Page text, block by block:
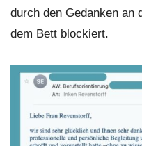
durch den Gedanken an
dem Bett blockiert.